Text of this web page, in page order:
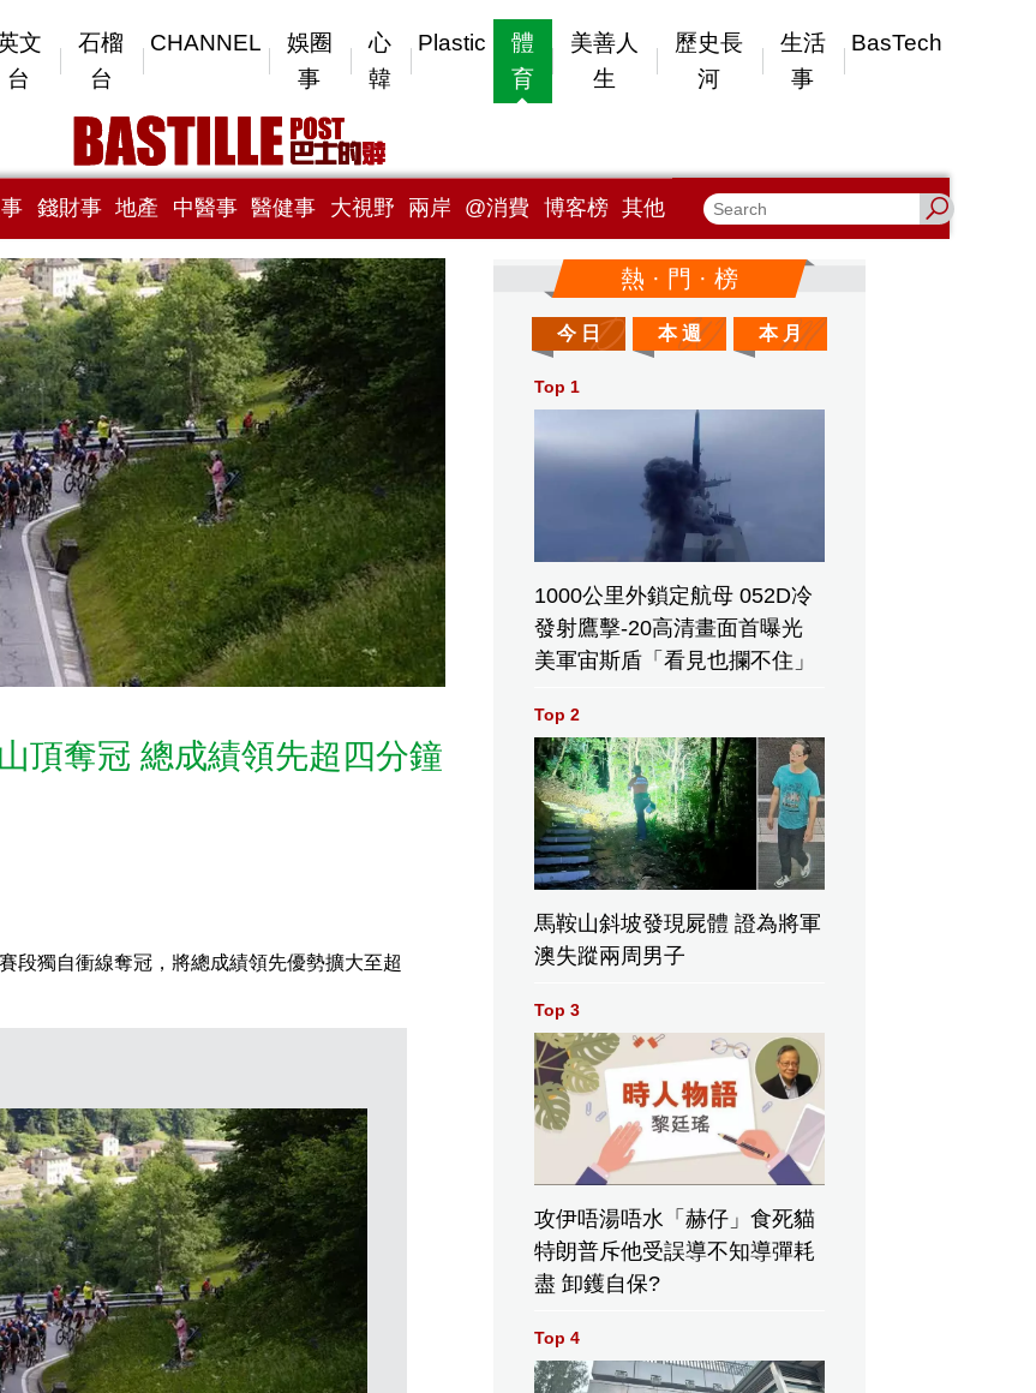
文
台
石榴
台
CHANNEL
娛圈
事
心
韓
Plastic
體
育
美善人
生
歷史長
河
生活
事
BasTech
錢財事 地產 中醫事 醫健事 大視野 兩岸 @消費 博客榜 其他
頂奪冠 總成績領先超四分鐘
段獨自衝線奪冠，將總成績領先優勢擴大至超
熱 · 門 · 榜
今 日 本 週 本 月
Top 1
1000公里外鎖定航母 052D冷
發射鷹擊-20高清畫面首曝光
美軍宙斯盾「看見也攔不住」
Top 2
馬鞍山斜坡發現屍體 證為將軍
澳失蹤兩周男子
Top 3
攻伊唔湯唔水「赫仔」食死貓
特朗普斥他受誤導不知導彈耗
盡 卸鑊自保?
Top 4